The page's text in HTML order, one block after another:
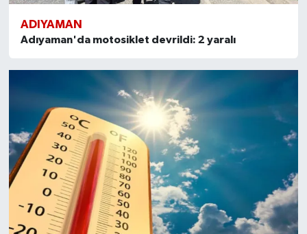
ADIYAMAN
Adıyaman'da motosiklet devrildi: 2 yaralı